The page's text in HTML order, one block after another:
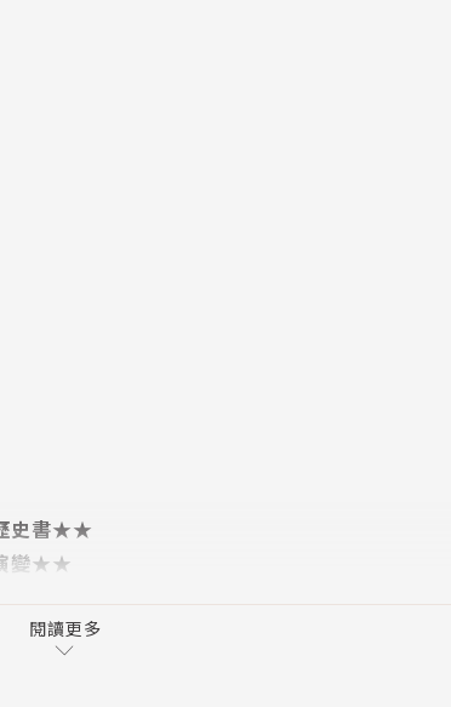
史書★★
變★★
閱讀更多